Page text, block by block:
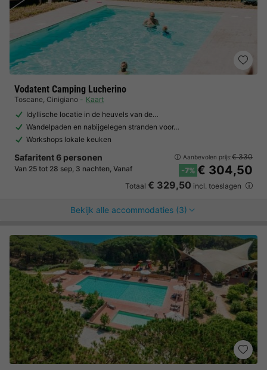
Vodatent Camping Lucherino
Toscane, Cinigiano
Kaart
Idyllische locatie in de heuvels van de…
Wandelpaden en nabijgelegen stranden voor…
Workshops lokale keuken
Safaritent 6 personen
Van 25 tot 28 sep, 3 nachten, Vanaf
Aanbevolen prijs:€ 330
-7% € 304,50
Totaal € 329,50 incl. toeslagen
Bekijk alle accommodaties (3)